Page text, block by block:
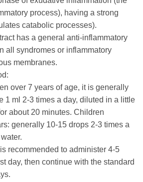
process), having a strong
catabolic processes).
has a general anti-inflammatory
all syndromes or inflammatory
membranes.
over 7 years of age, it is generally
1 ml 2-3 times a day, diluted in a little
about 20 minutes. Children
generally 10-15 drops 2-3 times a
recommended to administer 4-5
day, then continue with the standard